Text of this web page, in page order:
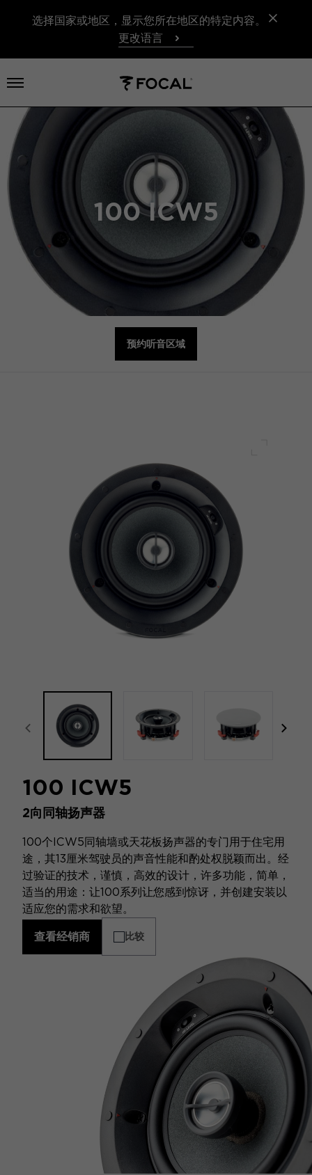
选择国家或地区，显示您所在地区的特定内容。
更改语言
打开菜单
100 ICW5
预约听音区域
focal-naim-frontent::misc.prev_label
100 ICW5
2向同轴扬声器
100个ICW5同轴墙或天花板扬声器的专门用于住宅用
途，其13厘米驾驶员的声音性能和酌处权脱颖而出。经
过验证的技术，谨慎，高效的设计，许多功能，简单，
适当的用途：让100系列让您感到惊讶，并创建安装以
适应您的需求和欲望。
查看经销商 比较